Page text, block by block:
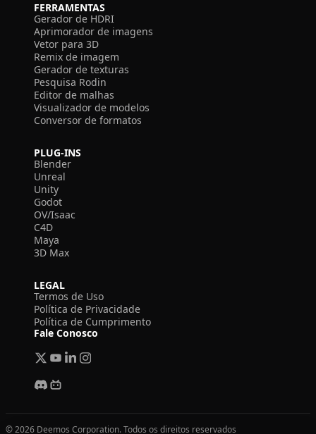
FERRAMENTAS
Gerador de HDRI
Aprimorador de imagens
Vetor para 3D
Remix de imagem
Gerador de texturas
Pesquisa Rodin
Editor de malhas
Visualizador de modelos
Conversor de formatos
PLUG-INS
Blender
Unreal
Unity
Godot
OV/Isaac
C4D
Maya
3D Max
LEGAL
Termos de Uso
Política de Privacidade
Política de Cumprimento
Fale Conosco
© 2026 Deemos Corporation. Todos os direitos reservados